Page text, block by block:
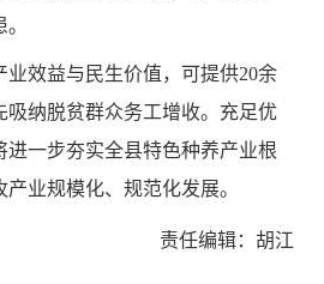
业效益与民生价值，可提供20余
吸纳脱贫群众务工增收。充足优
进一步夯实全县特色种养产业根
业规模化、规范化发展。
责任编辑：胡江